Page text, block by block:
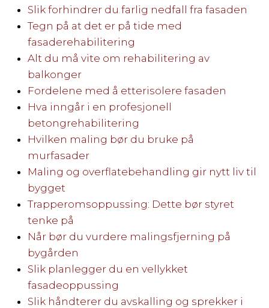
Slik forhindrer du farlig nedfall fra fasaden
Tegn på at det er på tide med
fasaderehabilitering
Alt du må vite om rehabilitering av
balkonger
Fordelene med å etterisolere fasaden
Hva inngår i en profesjonell
betongrehabilitering
Hvilken maling bør du bruke på
murfasader
Maling og overflatebehandling gir nytt liv til
bygget
Trapperomsoppussing: Dette bør styret
tenke på
Når bør du vurdere malingsfjerning på
bygården
Slik planlegger du en vellykket
fasadeoppussing
Slik håndterer du avskalling og sprekker i